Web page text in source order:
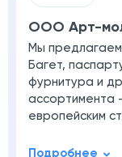
ООО Арт-
Мы
Багет,
фурнитура и
ассортимента
европейским